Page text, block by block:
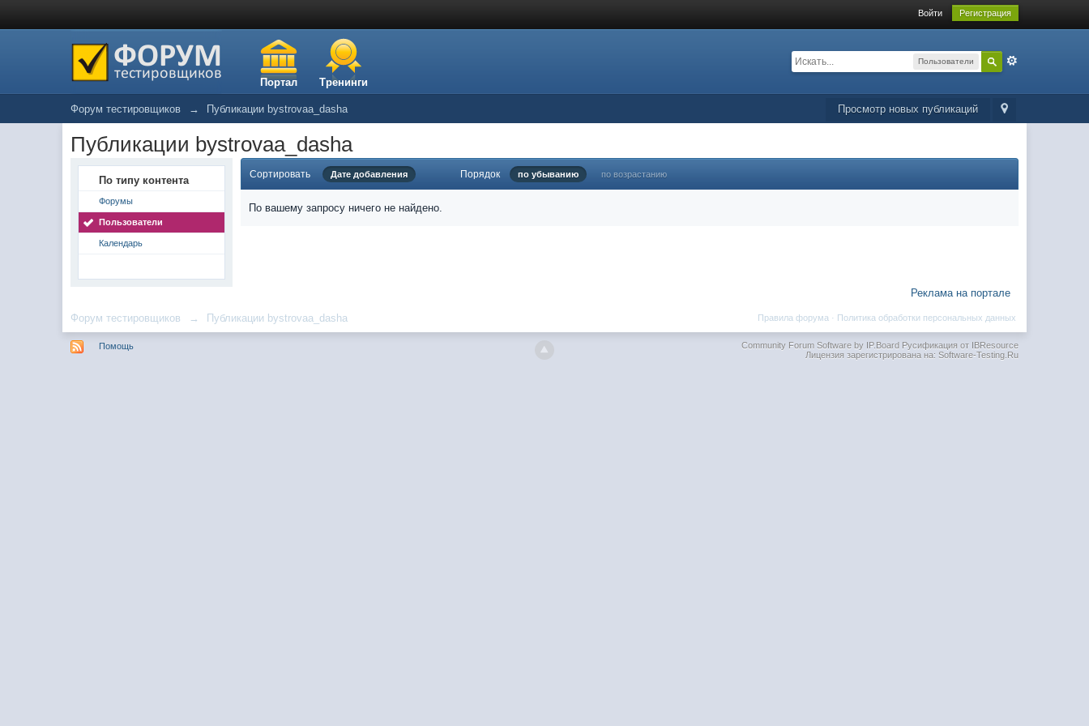
Войти Регистрация
Портал Тренинги
Пользователи
Просмотр новых публикаций
Форум тестировщиков → Публикации bystrovaa_dasha
Публикации bystrovaa_dasha
По типу контента
Форумы
Пользователи
Календарь
Сортировать Дате добавления Порядок по убыванию по возрастанию
По вашему запросу ничего не найдено.
Реклама на портале
Форум тестировщиков → Публикации bystrovaa_dasha Политика обработки персональных данных
Правила форума ·
Помощь Community Forum Software by IP.BoardРусификация от IBResource
Лицензия зарегистрирована на: Software-Testing.Ru